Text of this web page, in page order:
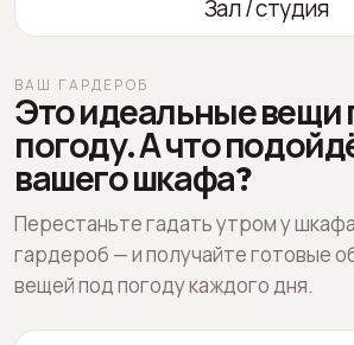
Зал / студия
ВАШ ГАРДЕРОБ
Это идеальные вещи
погоду. А что
вашего шкафа?
Перестаньте гадать утром у
гардероб — и получайте готовые
вещей под погоду каждого дня.